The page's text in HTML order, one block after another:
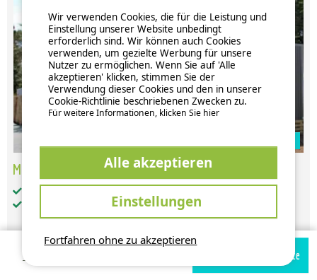
Zur Campingplatz Website
Mobilheim - 2 Zimmer - 2 Badzimmer - Privilege Club
Verfügbarkeiten und Preise
Fortfahren ohne zu akzeptieren
Wir verwenden Cookies, die für die Leistung und
Einstellung unserer Website unbedingt
erforderlich sind. Wir können auch Cookies
verwenden, um gezielte Werbung für unsere
Nutzer zu ermöglichen. Wenn Sie auf 'Alle
akzeptieren' klicken, stimmen Sie der
Verwendung dieser Cookies und den in unserer
Cookie-Richtlinie beschriebenen Zwecken zu.
Für weitere Informationen, klicken Sie hier
Alle akzeptieren
Einstellungen